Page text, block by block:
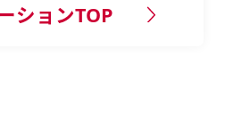
ションTOP